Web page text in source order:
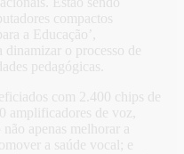
compactos
a Educação’,
dinamizar o processo de
pedagógicas.
com 2.400 chips de
amplificadores de voz,
não apenas melhorar a
a saúde vocal; e